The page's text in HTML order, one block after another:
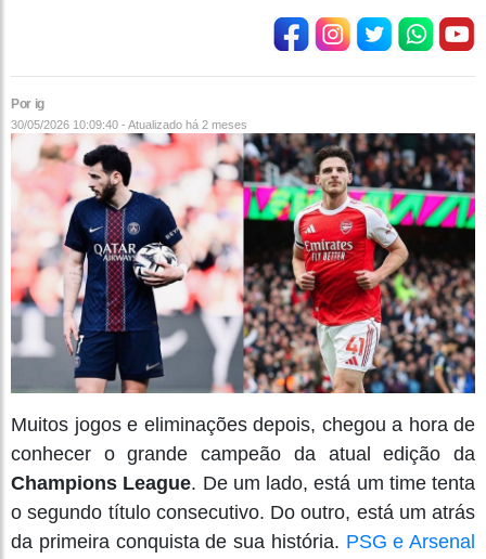
Por ig
30/05/2026 10:09:40 - Atualizado há 2 meses
Muitos jogos e eliminações depois, chegou a hora de
conhecer o grande campeão da atual edição da
Champions League. De um lado, está um time tenta
o segundo título consecutivo. Do outro, está um atrás
da primeira conquista de sua história. PSG e Arsenal